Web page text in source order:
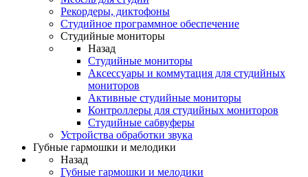
Рекордеры, диктофоны
Студийное программное обеспечение
Студийные мониторы
Назад
Студийные мониторы
Аксессуары и коммутация для студийных
мониторов
Активные студийные мониторы
Контроллеры для студийных мониторов
Студийные сабвуферы
Устройства обработки звука
Губные гармошки и мелодики
Назад
Губные гармошки и мелодики